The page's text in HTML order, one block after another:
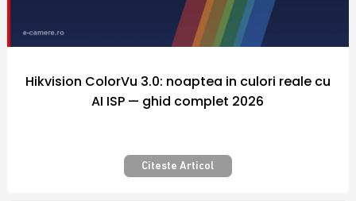
Nicaieri altundeva siguranta nu a costat atat
de putin! Securizarea bunurilor pe care le
detinem este importanta pentru fiecare
dintre noi.
Camera video supraveghere – Pentru
Hikvision ColorVu 3.0: noaptea in culori reale cu
AI ISP — ghid complet 2026
Citeste Articol